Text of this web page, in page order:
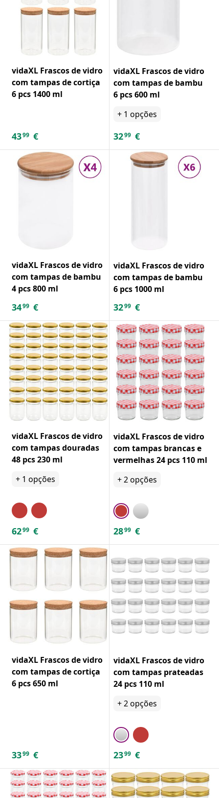
vidaXL Frascos de vidro
com tampas de cortiça
6 pcs 1400 ml
4399 €
vidaXL Frascos de vidro
com tampas de bambu
6 pcs 600 ml
+ 1 opções
3299 €
vidaXL Frascos de vidro
com tampas de bambu
4 pcs 800 ml
3499 €
vidaXL Frascos de vidro
com tampas de bambu
6 pcs 1000 ml
3299 €
vidaXL Frascos de vidro
com tampas douradas
48 pcs 230 ml
+ 1 opções
6299 €
vidaXL Frascos de vidro
com tampas brancas e
vermelhas 24 pcs 110 ml
+2opções
2899 €
vidaXL Frascos de vidro
com tampas de cortiça
6 pcs 650 ml
3399 €
vidaXL Frascos de vidro
com tampas prateadas
24 pcs 110 ml
+2opções
2399 €